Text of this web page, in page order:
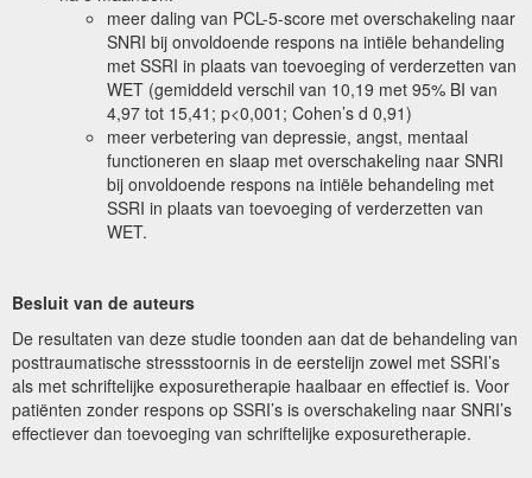
meer daling van PCL-5-score met overschakeling naar
SNRI bij onvoldoende respons na intiële behandeling
met SSRI in plaats van toevoeging of verderzetten van
WET (gemiddeld verschil van 10,19 met 95% BI van
4,97 tot 15,41; p<0,001; Cohen’s d 0,91)
meer verbetering van depressie, angst, mentaal
functioneren en slaap met overschakeling naar SNRI
bij onvoldoende respons na intiële behandeling met
SSRI in plaats van toevoeging of verderzetten van
WET.
Besluit van de auteurs
De resultaten van deze studie toonden aan dat de behandeling van
posttraumatische stressstoornis in de eerstelijn zowel met SSRI’s
als met schriftelijke exposuretherapie haalbaar en effectief is. Voor
patiënten zonder respons op SSRI’s is overschakeling naar SNRI’s
effectiever dan toevoeging van schriftelijke exposuretherapie.